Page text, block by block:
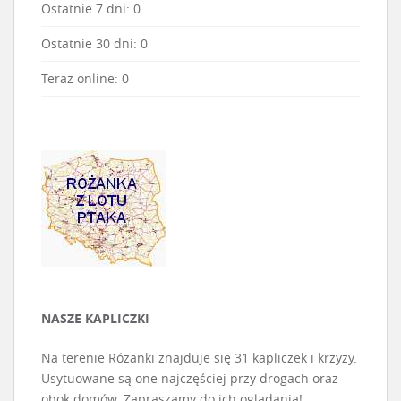
Ostatnie 7 dni: 0
Ostatnie 30 dni: 0
Teraz online: 0
NASZE KAPLICZKI
Na terenie Różanki znajduje się 31 kapliczek i krzyży.
Usytuowane są one najczęściej przy drogach oraz